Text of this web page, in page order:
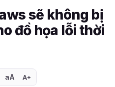
sẽ không bị
đồ họa lỗi thời
aA A+